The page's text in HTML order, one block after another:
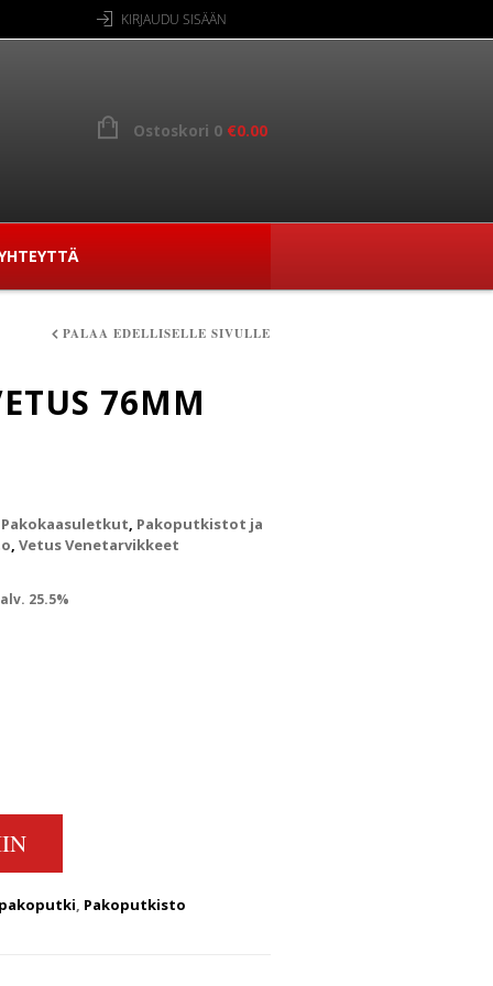
KIRJAUDU SISÄÄN
Ostoskori 0 €0.00
PALAA EDELLISELLE SIVULLE
76MM
Pakokaasuletkut, Pakoputkistot ja
, Vetus Venetarvikkeet
hinta oli: €89.00.
hinta on: €79.90.
25.5%
, Pakoputkisto